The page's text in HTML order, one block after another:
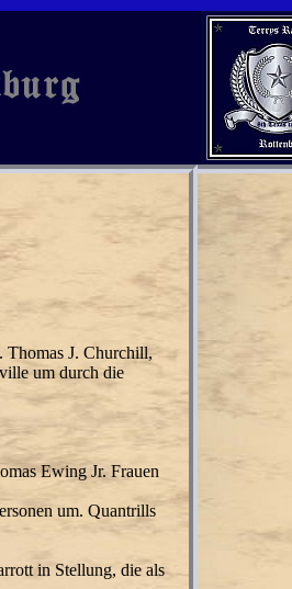
J. Churchill,
um durch die
Ewing Jr. Frauen
um. Quantrills
in Stellung, die als